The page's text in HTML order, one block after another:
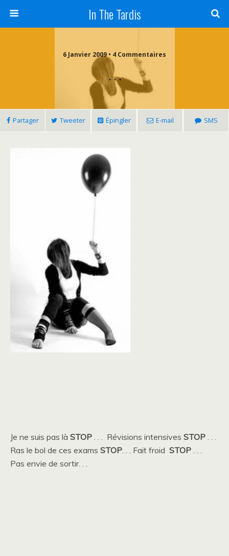
In The Tardis
6 Janvier 2009 • 4 Commentaires
. . .
Partager Tweeter Épingler E-mail SMS
Je ne suis pas là STOP . . . Révisions intensives STOP . . .
Ras le bol de ces exams STOP. . . Fait froid STOP . . .
Pas envie de sortir. . .